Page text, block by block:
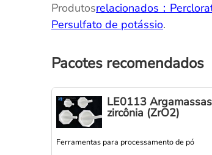
Produtosrelacionados：
Persulfato de potássio.
Pacotes recomendados
LE0113
zircônia (ZrO2)
Ferramentas para processamento de pó